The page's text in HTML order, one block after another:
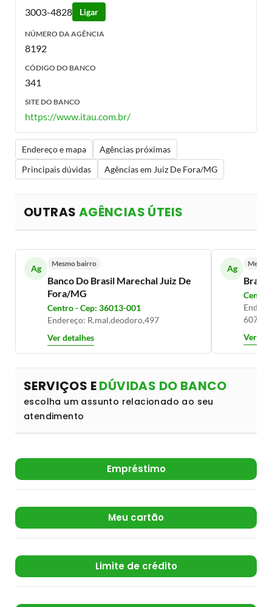
3003-4828 Ligar
NÚMERO DA AGÊNCIA
8192
CÓDIGO DO BANCO
341
SITE DO BANCO
https://www.itau.com.br/
Endereço e mapa
Agências próximas
Principais dúvidas
Agências em Juiz De Fora/MG
OUTRAS AGÊNCIAS ÚTEIS
Ag Mesmo bairro
Banco Do Brasil Marechal Juiz De
Fora/MG
Centro - Cep: 36013-001
Endereço: R.mal.deodoro,497
Ver detalhes
Ag
Centro
Ver
SERVIÇOS EDÚVIDAS DO BANCO
escolha um assunto relacionado ao seu
atendimento
Empréstimo
Meu cartão
Limite de crédito